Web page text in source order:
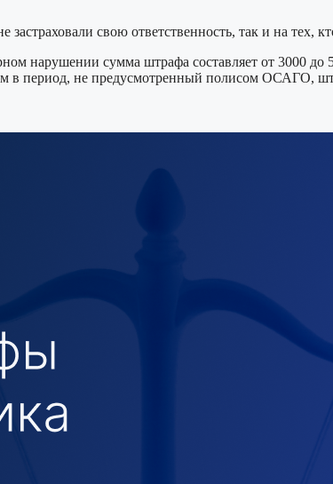
свою ответственность, так и на тех,
нарушении сумма штрафа составляет от 3000 до
в период, не предусмотренный полисом ОСАГО,